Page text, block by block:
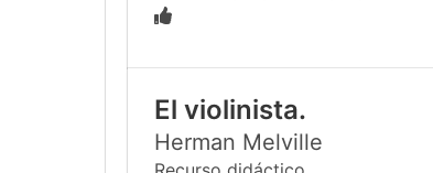
El violinista.
Herman Melville